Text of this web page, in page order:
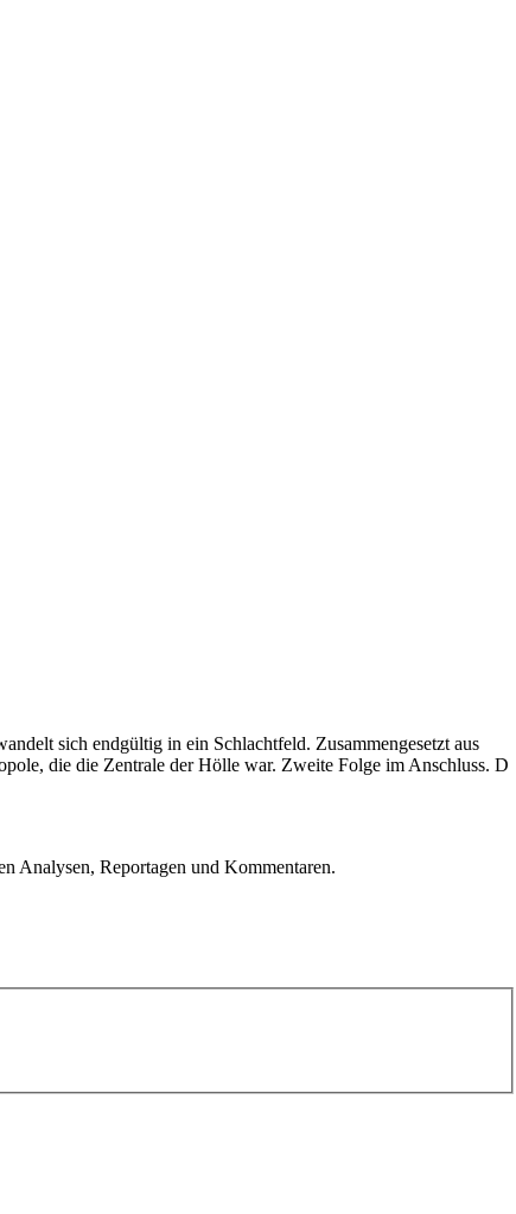
sich endgültig in ein Schlachtfeld. Zusammengesetzt aus
die die Zentrale der Hölle war. Zweite Folge im Anschluss. D
Analysen, Reportagen und Kommentaren.